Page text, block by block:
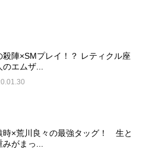
殺陣×SMプレイ！？ レティクル座
のエムザ...
時×荒川良々の最強タッグ！ 生と
がまっ...